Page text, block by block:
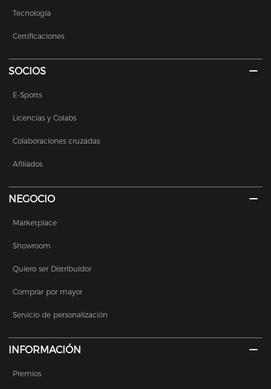
Tecnología
Certificaciones
SOCIOS
E-Sports
Licencias y Colabs
Colaboraciones cruzadas
Afiliados
NEGOCIO
Marketplace
Showroom
Quiero ser Distribuidor
Comprar por mayor
Servicio de personalización
INFORMACIÓN
Premios